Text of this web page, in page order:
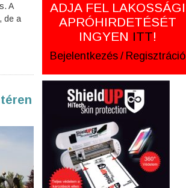
A
de a
ADJA FEL LAKOSSÁGI
APRÓHIRDETÉSÉT
INGYEN ITT!
Bejelentkezés / Regisztráció